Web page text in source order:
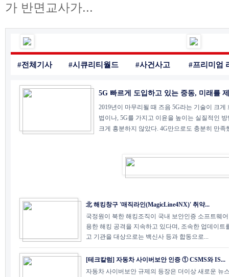
가 반면교사가...
#전체기사 #시큐리티월드 #사건사고 #프리미엄
5G 빠르게 도입하고 있는 중동, 미래를
2019년이 마무리될 때 즈음 5G라는 기술이 크
법이나, 5G를 가지고 이윤을 높이는 실질적인
크게 흥분하지 않았다. 4G만으로도 충분히 만족
北 해킹창구 '매직라인(MagicLine4NX)' 취약...
국정원이 북한 해킹조직이 국내 보안인증 소프트웨
용한 해킹 공격을 지속하고 있다며, 조속한 업데이트
고 기관을 대상으로는 백신사 등과 합동으로...
[테크칼럼] 자동차 사이버보안 인증 ① CSMS와 IS...
자동차 사이버보안 규제의 등장은 더이상 새로운 뉴